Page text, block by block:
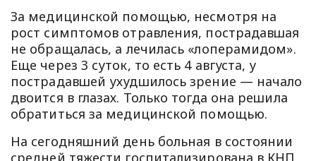
За медицинской помощью, несмотря на
рост симптомов отравления, пострадавшая
не обращалась, а лечилась «лоперамидом».
Еще через 3 суток, то есть 4 августа, у
пострадавшей ухудшилось зрение — начало
двоится в глазах. Только тогда она решила
обратиться за медицинской помощью.
На сегодняшний день больная в состоянии